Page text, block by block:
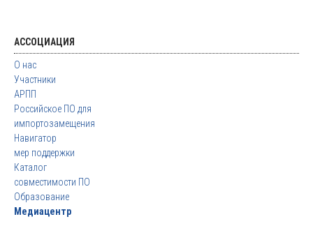
АССОЦИАЦИЯ
О нас
Участники
АРПП
Российское ПО для
импортозамещения
Навигатор
мер поддержки
Каталог
совместимости ПО
Образование
Медиацентр